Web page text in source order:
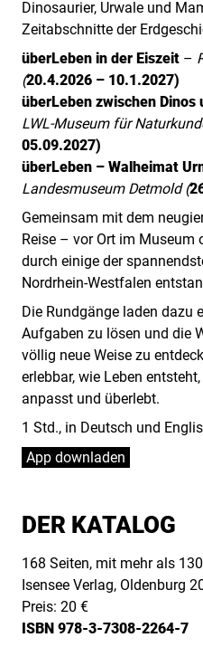
Dinosaurier, Urwale und
Zeitabschnitte der
überLeben in der Eiszeit –
(20.4.2026 – 10.1.2027)
überLeben zwischen Dinos
LWL-Museum für
05.09.2027)
überLeben – Walheimat
Landesmuseum Detmold (
Gemeinsam mit dem
Reise – vor Ort im Museum
durch einige der
Nordrhein-Westfalen
Die Rundgänge laden dazu
Aufgaben zu lösen und die
völlig neue Weise zu
erlebbar, wie Leben
anpasst und überlebt.
1 Std., in Deutsch und
App downladen
DER KATALOG
168 Seiten, mit mehr als
Isensee Verlag, Oldenburg
Preis: 20 €
ISBN 978-3-7308-2264-7